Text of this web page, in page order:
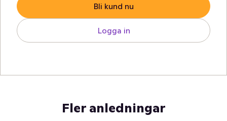
Bli kund nu
Logga in
Fler anledningar